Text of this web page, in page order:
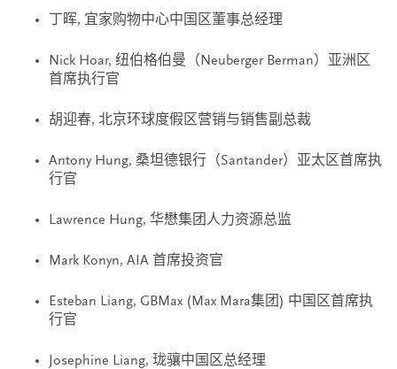
丁晖, 宜家购物中心中国区董事总经理
Nick Hoar, 纽伯格伯曼（Neuberger Berman）亚洲区
首席执行官
胡迎春, 北京环球度假区营销与销售副总裁
Antony Hung, 桑坦德银行（Santander）亚太区首席执
行官
Lawrence Hung, 华懋集团人力资源总监
Mark Konyn, AIA 首席投资官
Esteban Liang, GBMax (Max Mara集团) 中国区首席执
行官
Josephine Liang, 珑骧中国区总经理